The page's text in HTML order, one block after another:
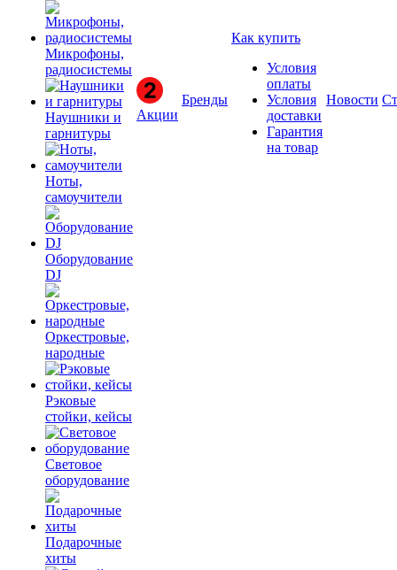
Микрофоны,
радиосистемы
Наушники и
гарнитуры
Ноты,
самоучители
Оборудование
DJ
Оркестровые,
народные
Рэковые
стойки, кейсы
Световое
оборудование
Подарочные
хиты
Акции
Бренды
Как купить
Условия
оплаты
Условия
доставки
Гарантия
на товар
Новости